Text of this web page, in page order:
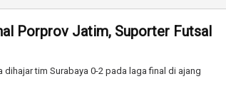
Porprov Jatim, Suporter Futsal
tim Surabaya 0-2 pada laga final di ajang